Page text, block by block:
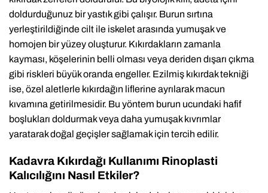
doldurduğunuz bir yastık gibi çalışır. Burun sırtına
yerleştirildiğinde cilt ile iskelet arasında yumuşak ve
homojen bir yüzey oluşturur. Kıkırdakların zamanla
kayması, köşelerinin belli olması veya deriden dışarı çıkma
gibi riskleri büyük oranda engeller. Ezilmiş kıkırdak tekniği
ise, özel aletlerle kıkırdağın liflerine ayrılarak macun
kıvamına getirilmesidir. Bu yöntem burun ucundaki hafif
boşlukları doldurmak veya daha yumuşak kıvrımlar
yaratarak doğal geçişler sağlamak için tercih edilir.
Kadavra Kıkırdağı Kullanımı Rinoplasti
Kalıcılığını Nasıl Etkiler?